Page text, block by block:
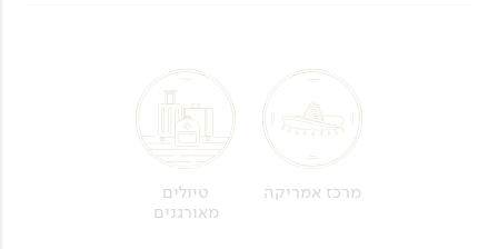
מרכז אמריקה
טיולים
מאורגנים